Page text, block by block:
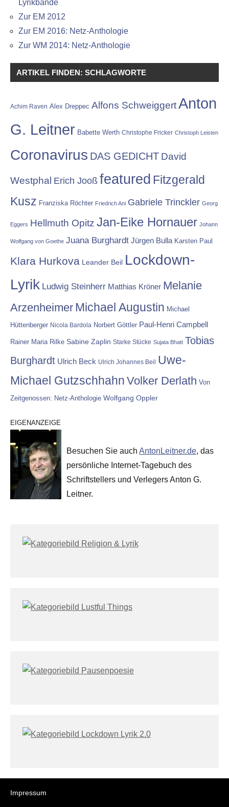
Lyrikbände
Zur EM 2012
Zur EM 2016: Netz-Anthologie
Zur WM 2014: Netz-Anthologie
ARTIKEL FINDEN: SCHLAGWORTE
Achim Raven Alex Dreppec Alfons SchweiggertAnton
G. Leitner Babette Werth Christophe Fricker Christoph Leisten
Coronavirus DAS GEDICHT David
Westphal Erich Jooß featured Fitzgerald
Kusz Franziska Röchter Friedrich Ani Gabriele Trinckler Georg
Eggers Hellmuth Opitz Jan-Eike Hornauer Johann
Wolfgang von Goethe Juana Burghardt Jürgen Bulla Karsten Paul
Klara Hurkova Leander Beil Lockdown-
Lyrik Ludwig Steinherr Matthias Kröner Melanie
Arzenheimer Michael Augustin Michael
Hüttenberger Nicola Bardola Norbert Göttler Paul-Henri Campbell
Rainer Maria Rilke Sabine Zaplin Starke Stücke Sujata Bhatt Tobias
Burghardt Ulrich Beck Ulrich Johannes Beil Uwe-
Michael Gutzschhahn Volker Derlath Von
Zeitgenossen: Netz-Anthologie Wolfgang Oppler
EIGENANZEIGE
Besuchen Sie auch AntonLeitner.de, das
persönliche Internet-Tagebuch des
Schriftstellers und Verlegers Anton G.
Leitner.
Impressum